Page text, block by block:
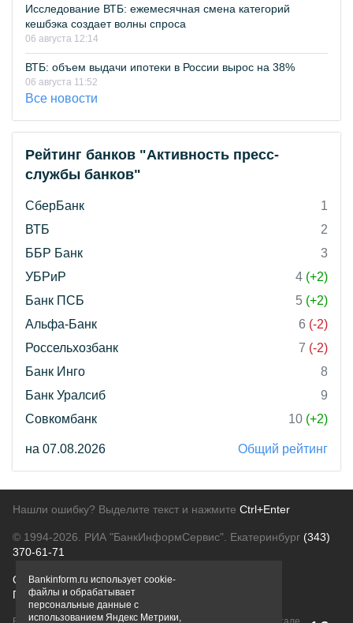
Исследование ВТБ: ежемесячная смена категорий
кешбэка создает волны спроса
06 августа 12:14
ВТБ: объем выдачи ипотеки в России вырос на 38%
06 августа 11:52
Все новости
Рейтинг банков "Активность пресс-
службы банков"
СберБанк
1
ВТБ
2
ББР Банк
3
УБРиР
4 (+2)
Банк ПСБ
5 (+2)
Альфа-Банк
6 (-2)
Россельхозбанк
7 (-2)
Банк Инго
8
Банк Уралсиб
9
Совкомбанк
10 (+2)
на 07.08.2026 Общий рейтинг
Нашли ошибку? Выделите текст и нажмите Ctrl+Enter
© 1994-2026. РИА "БанкИнформСервис". Екатеринбург (343)
370-61-71
О проектеПолитика конфиденциальности
Правовая информацияДля рекламодателей
Bankinform.ru использует cookie-
файлы и обрабатывает
персональные данные с
использованием Яндекс Метрики,